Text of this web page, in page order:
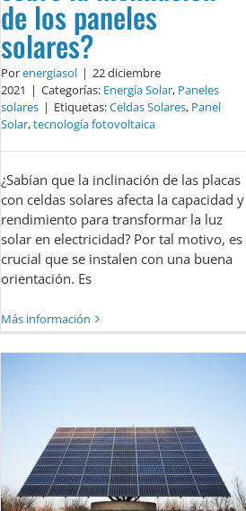
de los paneles
solares?
Porenergiasol | 22 diciembre
2021 | Categorías: Energía Solar, Paneles
solares | Etiquetas:Celdas Solares, Panel
Solar,tecnología fotovoltaica
¿Sabían que la inclinación de las placas
con celdas solares afecta la capacidad y
rendimiento para transformar la luz
solar en electricidad? Por tal motivo, es
crucial que se instalen con una buena
orientación. Es
Más información